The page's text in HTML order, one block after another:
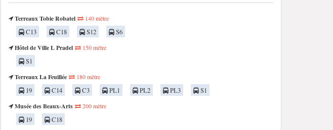
Terreaux Tobie Robatel 140 mètre
C13 C18 S12
S6
Hôtel de Ville L Pradel
150 mètre
S1
Terreaux La Feuillée
180 mètre
19 C14 C3 PL1 PL2 PL3
S1
Musée des Beaux-Arts
200 mètre
19
C18